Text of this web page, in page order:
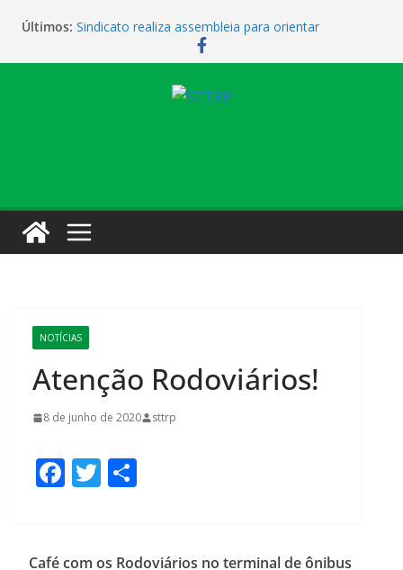
Últimos: Sindicato realiza assembleia para orientar
cobradores sobre novas possibilidades de
qualificação e recolocação profissional
Sindicato promove encontro para orientar
cobradores sobre qualificação e recolocação
NOTÍCIAS
Atenção Rodoviários!
8 de junho de 2020 sttrp
F
b
T
er e
Café com os Rodoviários no terminal de ônibus